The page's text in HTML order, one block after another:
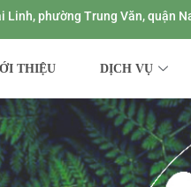
Linh, phường Trung Văn, quận
THIỆU DỊCH VỤ